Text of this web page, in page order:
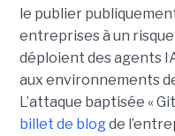
le publier
entreprises à un risque
déploient des agents
aux environnements
L’attaque baptisée «
billet de blogde